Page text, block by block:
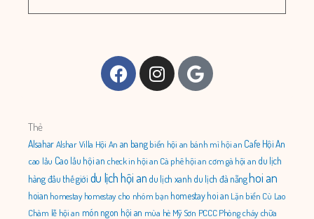
FacebookInstagramGoogle
Thẻ
AlsaharAlshar Villa Hội An an bang biển hội an bánh mì hội an Cafe Hội An
cao lầu Cao lầu hội an check in hội an Cà phê hội an cơm gà hội an du lịch
hàng đầu thế giới du lịch hội an du lịch xanh du lịch đà nẵnghoi an
hoian homestay homestay cho nhóm bạn homestay hoi an Lặn biển Cù Lao
Chàm lễ hội an món ngon hội an mùa hè Mỹ Sơn PCCC Phòng cháy chữa